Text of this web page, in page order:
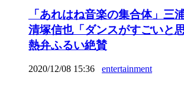
「あれはね音楽の集合体」三
清塚信也「ダンスがすごいと
熱弁ふるい絶賛
2020/12/08 15:36 entertainment